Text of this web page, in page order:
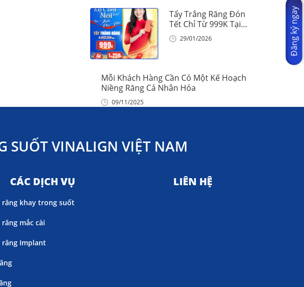
Tẩy Trắng Răng Đón
Tết Chỉ Từ 999K Tại
Nha Khoa Vinalign
29/01/2026
Mỗi Khách Hàng Cần Có Một Kế Hoạch
Niềng Răng Cá Nhân Hóa
09/11/2025
SUỐT VINALIGN VIỆT NAM
CÁC DỊCH VỤ
răng khay trong suốt
răng mắc cài
răng Implant
LIÊN HỆ
Đăng ký ngay